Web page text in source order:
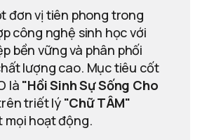
đơn vị tiên phong trong
công nghệ sinh học với
bền vững và phân phối
lượng cao. Mục tiêu cốt
là "Hồi Sinh Sự Sống Cho
triết lý "Chữ TÂM"
mọi hoạt động.